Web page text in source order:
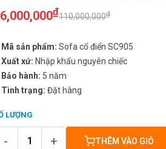
₫110,000,000₫
Mã sản phẩm: Sofa cổ điển SC905
Xuất xứ: Nhập khẩu nguyên chiếc
Bảo hành: 5 năm
Tình trạng: Đặt hàng
LƯỢNG
- + THÊM VÀO GIỎ